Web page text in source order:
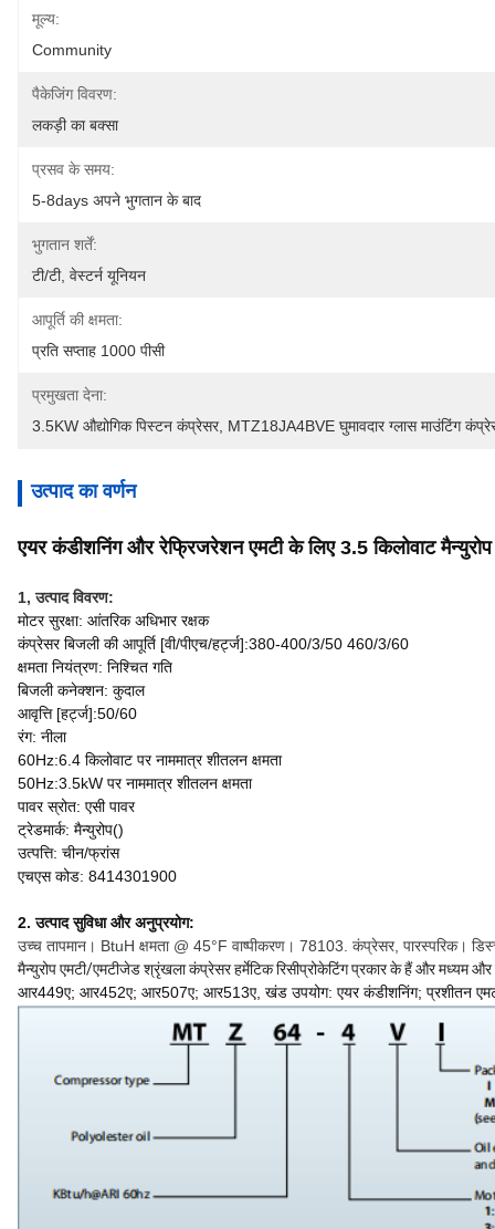
मूल्य:
Community
पैकेजिंग विवरण:
लकड़ी का बक्सा
प्रसव के समय:
5-8days अपने भुगतान के बाद
भुगतान शर्तें:
टी/टी, वेस्टर्न यूनियन
आपूर्ति की क्षमता:
प्रति सप्ताह 1000 पीसी
प्रमुखता देना:
3.5KW औद्योगिक पिस्टन कंप्रेसर, MTZ18JA4BVE घुमावदार ग्लास माउंटिंग
उत्पाद का वर्णन
एयर कंडीशनिंग और रेफ्रिजरेशन एमटी के लिए 3.5 किलोवाट
1, उत्पाद विवरण:
मोटर सुरक्षा: आंतरिक अधिभार रक्षक
कंप्रेसर बिजली की आपूर्ति [वी/पीएच/हर्ट्ज]:380-400/3/50 460/3/60
क्षमता नियंत्रण: निश्चित गति
बिजली कनेक्शन: कुदाल
आवृत्ति [हर्ट्ज]:50/60
रंग: नीला
60Hz:6.4 किलोवाट पर नाममात्र शीतलन क्षमता
50Hz:3.5kW पर नाममात्र शीतलन क्षमता
पावर स्रोत: एसी पावर
ट्रेडमार्क: मैन्युरोप()
उत्पत्ति: चीन/फ्रांस
एचएस कोड: 8414301900
2. उत्पाद सुविधा और अनुप्रयोग:
उच्च तापमान। BtuH क्षमता @ 45°F वाष्पीकरण। 78103. कंप्रेसर, पारस्परिक।
मैन्युरोप एमटी/एमटीजेड श्रृंखला कंप्रेसर हर्मेटिक रिसीप्रोकेटिंग प्रकार के हैं और मध्यम
आर449ए; आर452ए; आर507ए; आर513ए, खंड उपयोग: एयर कंडीशनिंग; प्रशीतन